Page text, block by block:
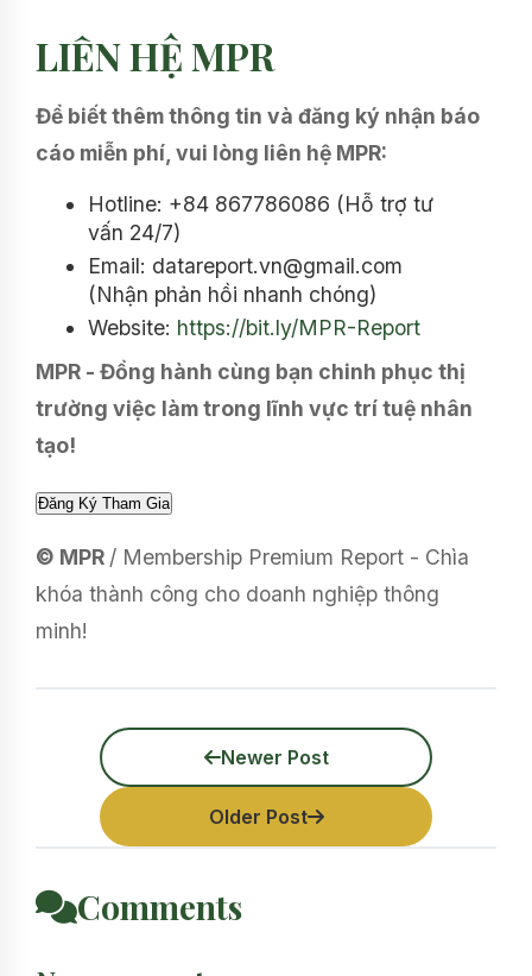
LIÊN HỆ MPR
Để biết thêm thông tin và đăng ký nhận báo
cáo miễn phí, vui lòng liên hệ MPR:
Hotline: +84 867786086 (Hỗ trợ tư
vấn 24/7)
Email: datareport.vn@gmail.com
(Nhận phản hồi nhanh chóng)
Website: https://bit.ly/MPR-Report
MPR - Đồng hành cùng bạn chinh phục thị
trường việc làm trong lĩnh vực trí tuệ nhân
tạo!
© MPR / Membership Premium Report - Chìa
khóa thành công cho doanh nghiệp thông
minh!
Newer Post
Older Post
Comments